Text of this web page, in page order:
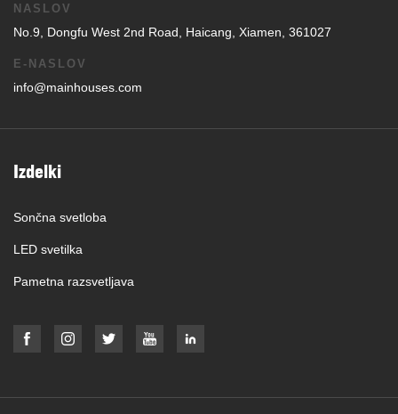
NASLOV
No.9, Dongfu West 2nd Road, Haicang, Xiamen, 361027
E-NASLOV
info@mainhouses.com
Izdelki
Sončna svetloba
LED svetilka
Pametna razsvetljava